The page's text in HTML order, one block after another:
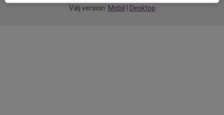
Välj version: Mobil Desktop